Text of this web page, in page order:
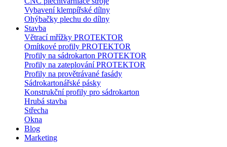
Vybavení klempířské dílny
Ohýbačky plechu do dílny
Stavba
Větrací mřížky PROTEKTOR
Omítkové profily PROTEKTOR
Profily na sádrokarton PROTEKTOR
Profily na zateplování PROTEKTOR
Profily na provětrávané fasády
Sádrokartonářské pásky
Konstrukční profily pro sádrokarton
Hrubá stavba
Střecha
Okna
Blog
Marketing